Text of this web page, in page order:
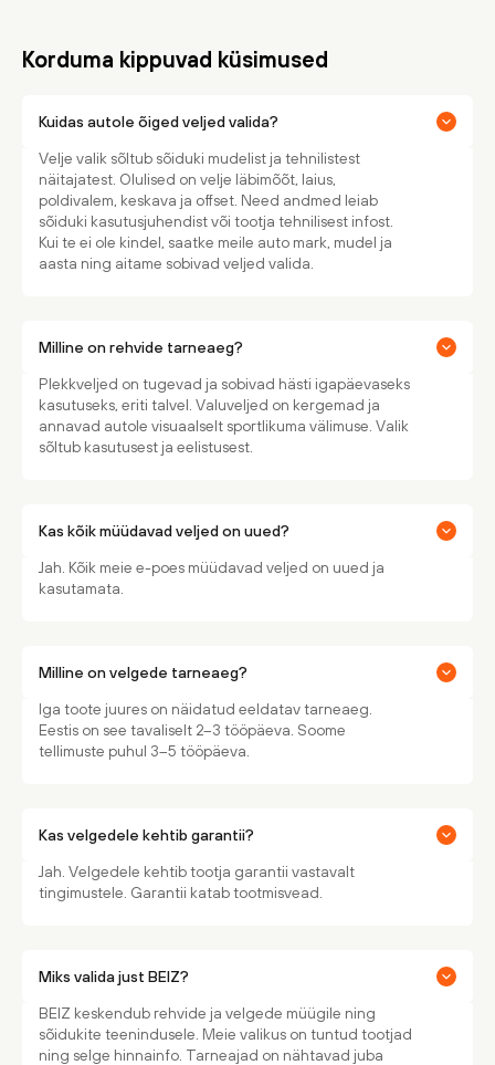
Korduma kippuvad küsimused
Kuidas autole õiged veljed valida?
Velje valik sõltub sõiduki mudelist ja tehnilistest
näitajatest. Olulised on velje läbimõõt, laius,
poldivalem, keskava ja offset. Need andmed leiab
sõiduki kasutusjuhendist või tootja tehnilisest infost.
Kui te ei ole kindel, saatke meile auto mark, mudel ja
aasta ning aitame sobivad veljed valida.
Milline on rehvide tarneaeg?
Plekkveljed on tugevad ja sobivad hästi igapäevaseks
kasutuseks, eriti talvel. Valuveljed on kergemad ja
annavad autole visuaalselt sportlikuma välimuse. Valik
sõltub kasutusest ja eelistusest.
Kas kõik müüdavad veljed on uued?
Jah. Kõik meie e-poes müüdavad veljed on uued ja
kasutamata.
Milline on velgede tarneaeg?
Iga toote juures on näidatud eeldatav tarneaeg.
Eestis on see tavaliselt 2–3 tööpäeva. Soome
tellimuste puhul 3–5 tööpäeva.
Kas velgedele kehtib garantii?
Jah. Velgedele kehtib tootja garantii vastavalt
tingimustele. Garantii katab tootmisvead.
Miks valida just BEIZ?
BEIZ keskendub rehvide ja velgede müügile ning
sõidukite teenindusele. Meie valikus on tuntud tootjad
ning selge hinnainfo. Tarneajad on nähtavad juba